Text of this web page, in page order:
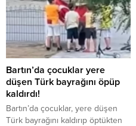
Bartın’da çocuklar yere
düşen Türk bayrağını öpüp
kaldırdı!
Bartın’da çocuklar, yere düşen
Türk bayrağını kaldırıp öptükten